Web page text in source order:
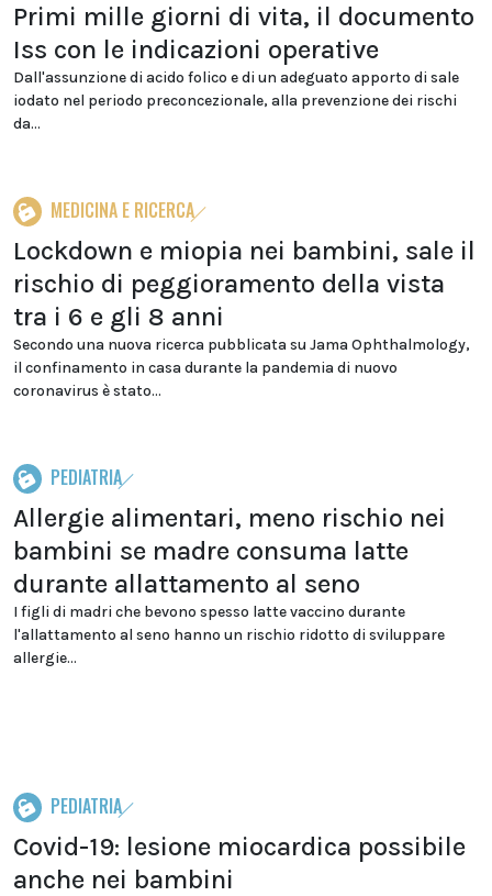
Primi mille giorni di vita, il documento
Iss con le indicazioni operative
Dall'assunzione di acido folico e di un adeguato apporto di sale
iodato nel periodo preconcezionale, alla prevenzione dei rischi
da...
MEDICINA E RICERCA
Lockdown e miopia nei bambini, sale il
rischio di peggioramento della vista
tra i 6 e gli 8 anni
Secondo una nuova ricerca pubblicata su Jama Ophthalmology,
il confinamento in casa durante la pandemia di nuovo
coronavirus è stato...
PEDIATRIA
Allergie alimentari, meno rischio nei
bambini se madre consuma latte
durante allattamento al seno
I figli di madri che bevono spesso latte vaccino durante
l'allattamento al seno hanno un rischio ridotto di sviluppare
allergie...
PEDIATRIA
Covid-19: lesione miocardica possibile
anche nei bambini